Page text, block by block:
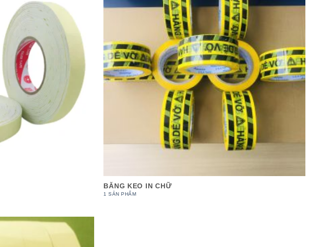
BĂNG KEO IN CHỮ
1 SẢN PHẨM